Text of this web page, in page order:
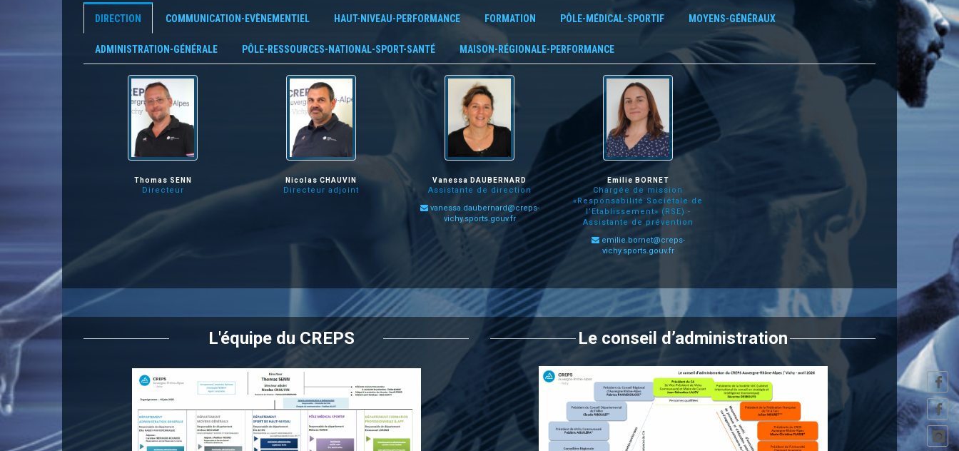
DIRECTION COMMUNICATION-EVÈNEMENTIEL HAUT-NIVEAU-PERFORMANCE FORMATION PÔLE-MÉDICAL-SPORTIF MOYENS-GÉNÉRAUX
ADMINISTRATION-GÉNÉRALE PÔLE-RESSOURCES-NATIONAL-SPORT-SANTÉ MAISON-RÉGIONALE-PERFORMANCE
Thomas SENN
Directeur
Nicolas CHAUVIN
Directeur adjoint
Vanessa DAUBERNARD
Assistante de direction
vanessa.daubernard@creps-
vichy.sports.gouv.fr
Emilie BORNET
Chargée de mission
«Responsabilité Sociétale de
l’Etablissement» (RSE) -
Assistante de prévention
emilie.bornet@creps-
vichy.sports.gouv.fr
L'équipe du CREPS Le conseil d’administration